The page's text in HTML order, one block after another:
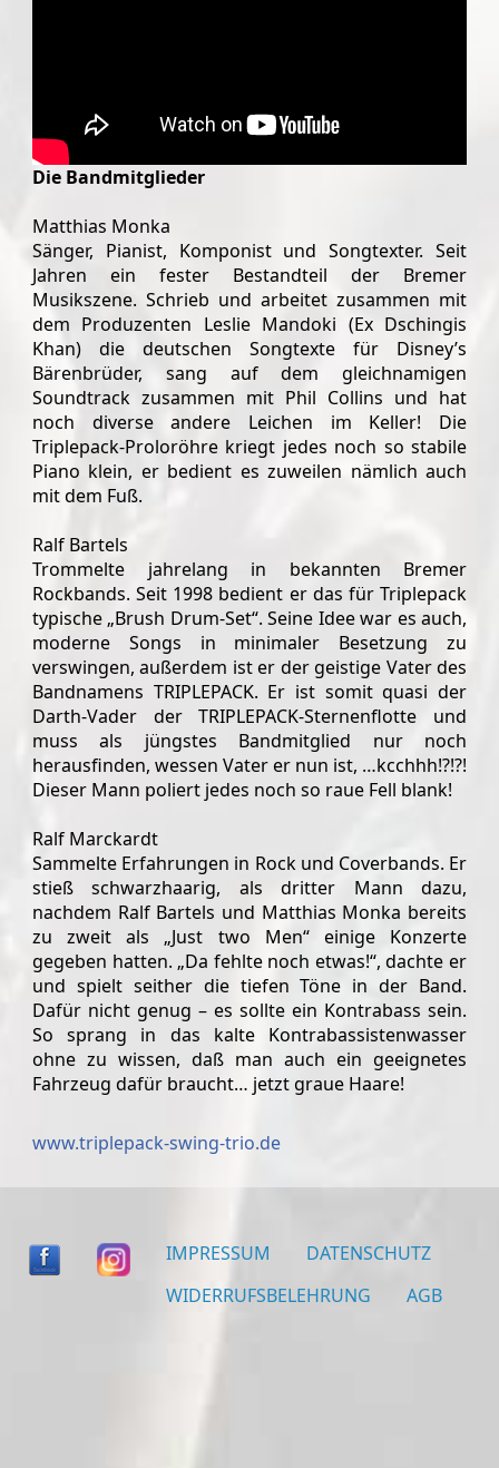
Die Bandmitglieder
Matthias Monka
Sänger, Pianist, Komponist und Songtexter. Seit
Jahren ein fester Bestandteil der Bremer
Musikszene. Schrieb und arbeitet zusammen mit
dem Produzenten Leslie Mandoki (Ex Dschingis
Khan) die deutschen Songtexte für Disney’s
Bärenbrüder, sang auf dem gleichnamigen
Soundtrack zusammen mit Phil Collins und hat
noch diverse andere Leichen im Keller! Die
Triplepack-Proloröhre kriegt jedes noch so stabile
Piano klein, er bedient es zuweilen nämlich auch
mit dem Fuß.
Ralf Bartels
Trommelte jahrelang in bekannten Bremer
Rockbands. Seit 1998 bedient er das für Triplepack
typische „Brush Drum-Set“. Seine Idee war es auch,
moderne Songs in minimaler Besetzung zu
verswingen, außerdem ist er der geistige Vater des
Bandnamens TRIPLEPACK. Er ist somit quasi der
Darth-Vader der TRIPLEPACK-Sternenflotte und
muss als jüngstes Bandmitglied nur noch
herausfinden, wessen Vater er nun ist, …kcchhh!?!?!
Dieser Mann poliert jedes noch so raue Fell blank!
Ralf Marckardt
Sammelte Erfahrungen in Rock und Coverbands. Er
stieß schwarzhaarig, als dritter Mann dazu,
nachdem Ralf Bartels und Matthias Monka bereits
zu zweit als „Just two Men“ einige Konzerte
gegeben hatten. „Da fehlte noch etwas!“, dachte er
und spielt seither die tiefen Töne in der Band.
Dafür nicht genug – es sollte ein Kontrabass sein.
So sprang in das kalte Kontrabassistenwasser
ohne zu wissen, daß man auch ein geeignetes
Fahrzeug dafür braucht… jetzt graue Haare!
www.triplepack-swing-trio.de
IMPRESSUM
DATENSCHUTZ
WIDERRUFSBELEHRUNG
AGB